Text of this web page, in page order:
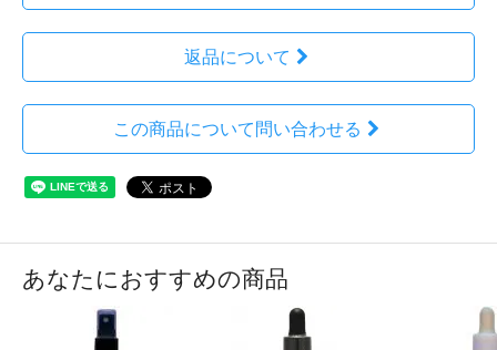
返品について
この商品について問い合わせる
あなたにおすすめの商品